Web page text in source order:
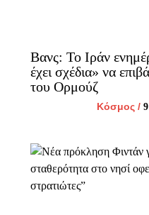
Βανς: Το Ιράν
έχει σχέδια» να
του Ορμούζ
Κόσμος /